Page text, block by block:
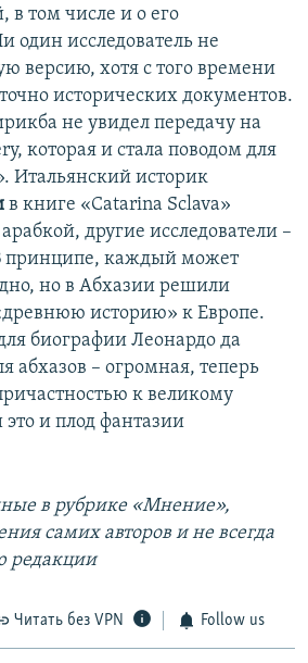
в том числе и о его
один исследователь не
версию, хотя с того времени
исторических документов.
не увидел передачу на
которая и стала поводом для
Итальянский историк
в книге «Catarina Sclava»
другие исследователи –
принципе, каждый может
но в Абхазии решили
историю» к Европе.
биографии Леонардо да
абхазов – огромная, теперь
к великому
и плод фантазии
в рубрике «Мнение»,
самих авторов и не всегда
редакции
Читать без VPN Follow us